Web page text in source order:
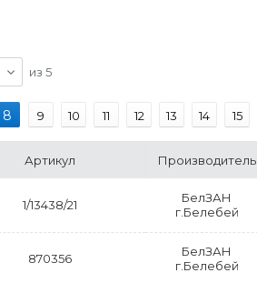
из 5
8 9 10 11 12 13 14 15
Артикул Производитель
1/13438/21
БелЗАН
г.Белебей
870356
БелЗАН
г.Белебей